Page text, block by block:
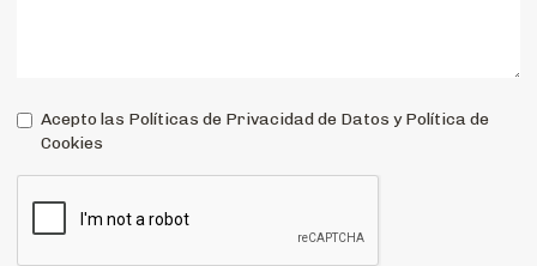
Acepto las Políticas de Privacidad de Datos y Política de
Cookies